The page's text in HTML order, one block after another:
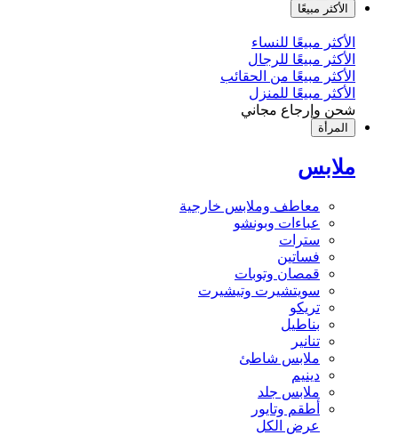
الأكثر مبيعًا
الأكثر مبيعًا للنساء
الأكثر مبيعًا للرجال
الأكثر مبيعًا من الحقائب
الأكثر مبيعًا للمنزل
شحن وإرجاع مجاني
المرأة
ملابس
معاطف وملابس خارجية
عباءات وبونشو
سترات
فساتين
قمصان وتوبات
سويتشيرت وتيشيرت
تريكو
بناطيل
تنانير
ملابس شاطئ
دينيم
ملابس جلد
أطقم وتايور
عرض الكل